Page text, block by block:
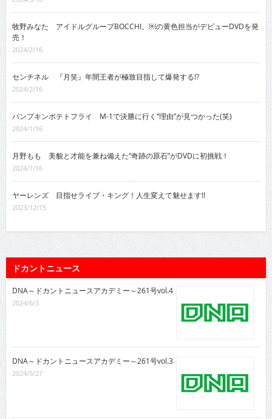
牧野みなた アイドルグループBOCCHI。￼の黄色担当がデビューDVDを発
売！
2024/2/16
センチネル 『月笑』年間王者が極致目指して爆発する!?
2024/2/16
パンプキンポテトフライ M-1で決勝に行く“理由”が見つかった(笑)
2024/1/16
月野もも 美貌と才能を兼ね備えた“奇跡の原石”がDVDに初挑戦！
2024/1/16
ヤーレンズ 目指せライブ・キング！人生変えて魅せます!!
2023/12/15
ドカントニュース
DNA～ドカントニュースアカデミー～261号vol.4
2024/6/3
DNA～ドカントニュースアカデミー～261号vol.3
2024/5/27